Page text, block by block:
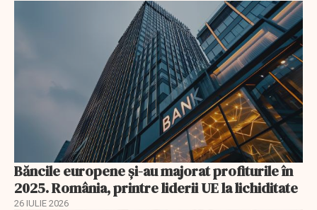
Băncile europene și-au majorat profiturile în
2025. România, printre liderii UE la lichiditate
26 IULIE 2026